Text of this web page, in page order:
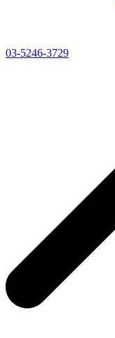
03-5246-3729